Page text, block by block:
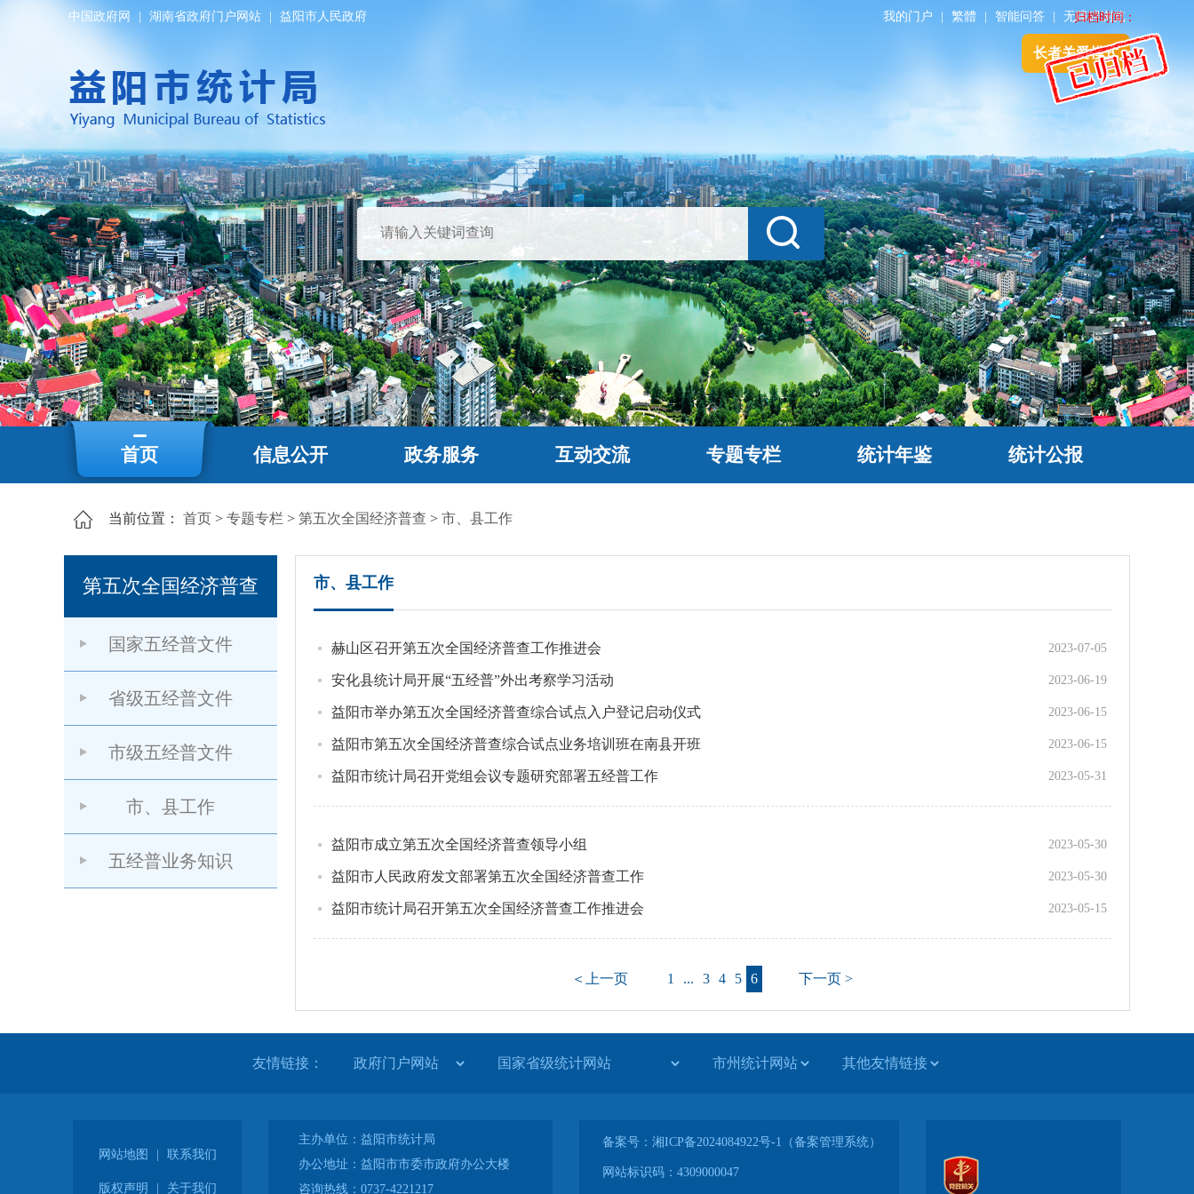
归档时间：
中国政府网 湖南省政府门户网站 益阳市人民政府 我的门户 繁體 智能问答 无障碍浏览
长者关爱模式
首页 信息公开 政务服务 互动交流 专题专栏 统计年鉴 统计公报
当前位置： 首页 > 专题专栏 > 第五次全国经济普查 > 市、县工作
第五次全国经济普查
国家五经普文件
省级五经普文件
市级五经普文件
市、县工作
五经普业务知识
市、县工作
赫山区召开第五次全国经济普查工作推进会 2023-07-05
安化县统计局开展“五经普”外出考察学习活动 2023-06-19
益阳市举办第五次全国经济普查综合试点入户登记启动仪式 2023-06-15
益阳市第五次全国经济普查综合试点业务培训班在南县开班 2023-06-15
益阳市统计局召开党组会议专题研究部署五经普工作 2023-05-31
益阳市成立第五次全国经济普查领导小组 2023-05-30
益阳市人民政府发文部署第五次全国经济普查工作 2023-05-30
益阳市统计局召开第五次全国经济普查工作推进会 2023-05-15
＜上一页 1 ... 3 4 5 6 下一页 >
友情链接：
网站地图 联系我们
版权声明 关于我们
主办单位：益阳市统计局
办公地址：益阳市市委市政府办公大楼
咨询热线：0737-4221217
备案号：湘ICP备2024084922号-1（备案管理系统）
网站标识码：4309000047